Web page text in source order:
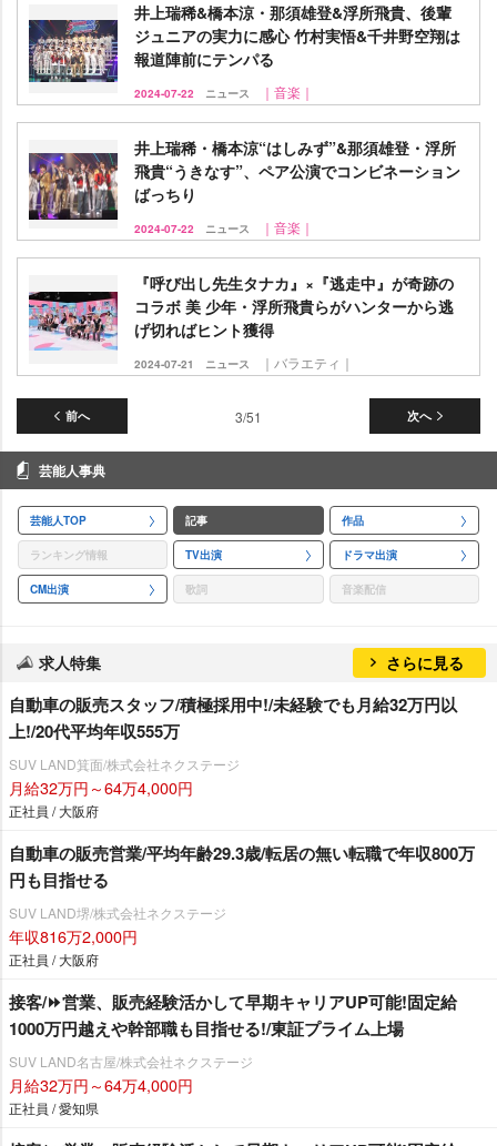
井上瑞稀&橋本涼・那須雄登&浮所飛貴、後輩
ジュニアの実力に感心 竹村実悟&千井野空翔は
報道陣前にテンパる
2024-07-22 ニュース ｜音楽｜
井上瑞稀・橋本涼“はしみず”&那須雄登・浮所
飛貴“うきなす”、ペア公演でコンビネーション
ばっちり
2024-07-22 ニュース ｜音楽｜
『呼び出し先生タナカ』×『逃走中』が奇跡の
コラボ 美 少年・浮所飛貴らがハンターから逃
げ切ればヒント獲得
2024-07-21 ニュース ｜バラエティ｜
前へ 次へ
3/51
芸能人事典
芸能人TOP 記事 作品
ランキング情報 TV出演 ドラマ出演
CM出演 歌詞 音楽配信
求人特集 さらに見る
自動車の販売スタッフ/積極採用中!/未経験でも月給32万円以
上!/20代平均年収555万
SUV LAND箕面/株式会社ネクステージ
月給32万円～64万4,000円
正社員 / 大阪府
自動車の販売営業/平均年齢29.3歳/転居の無い転職で年収800万
円も目指せる
SUV LAND堺/株式会社ネクステージ
年収816万2,000円
正社員 / 大阪府
接客/⏩️営業、販売経験活かして早期キャリアUP可能!固定給
1000万円越えや幹部職も目指せる!/東証プライム上場
SUV LAND名古屋/株式会社ネクステージ
月給32万円～64万4,000円
正社員 / 愛知県